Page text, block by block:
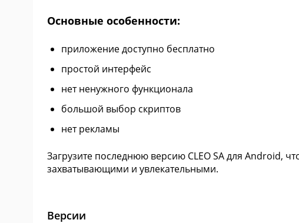
Основные особенности:
приложение доступно бесплатно
простой интерфейс
нет ненужного функционала
большой выбор скриптов
нет рекламы
Загрузите последнюю версию CLEO SA для Android,
захватывающими и увлекательными.
Версии